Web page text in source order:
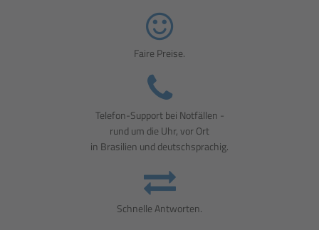
Faire Preise.
Telefon-Support bei Notfällen -
rund um die Uhr, vor Ort
in Brasilien und deutschsprachig.
Schnelle Antworten.